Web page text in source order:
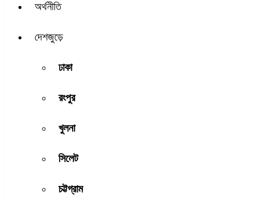
অর্থনীতি
দেশজুড়ে
ঢাকা
রংপুর
খুলনা
সিলেট
চট্টগ্রাম